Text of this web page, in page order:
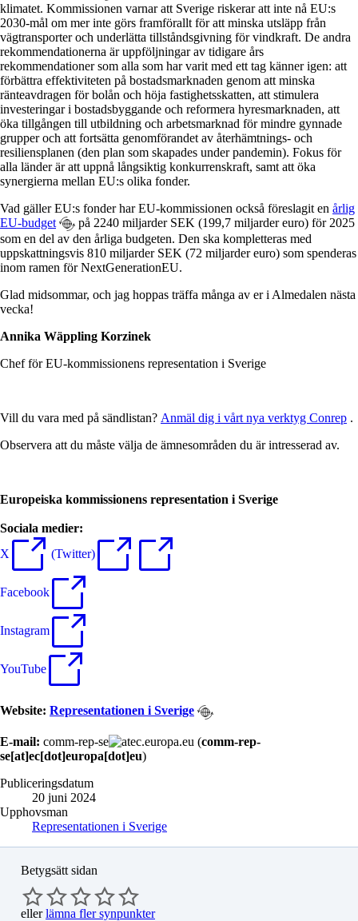
klimatet. Kommissionen varnar att Sverige riskerar att inte nå EU:s
2030-mål om mer inte görs framförallt för att minska utsläpp från
vägtransporter och underlätta tillståndsgivning för vindkraft. De andra
rekommendationerna är uppföljningar av tidigare års
rekommendationer som alla som har varit med ett tag känner igen: att
förbättra effektiviteten på bostadsmarknaden genom att minska
ränteavdragen för bolån och höja fastighetsskatten, att stimulera
investeringar i bostadsbyggande och reformera hyresmarknaden, att
öka tillgången till utbildning och arbetsmarknad för mindre gynnade
grupper och att fortsätta genomförandet av återhämtnings- och
resiliensplanen (den plan som skapades under pandemin). Fokus för
alla länder är att uppnå långsiktig konkurrenskraft, samt att öka
synergierna mellan EU:s olika fonder.
Vad gäller EU:s fonder har EU-kommissionen också föreslagit en årlig
EU-budget
på 2240 miljarder SEK (199,7 miljarder euro) för 2025
som en del av den årliga budgeten. Den ska kompletteras med
uppskattningsvis 810 miljarder SEK (72 miljarder euro) som spenderas
inom ramen för NextGenerationEU.
Glad midsommar, och jag hoppas träffa många av er i Almedalen nästa
vecka!
Annika Wäppling Korzinek
Chef för EU-kommissionens representation i Sverige
Vill du vara med på sändlistan? Anmäl dig i vårt nya verktyg Conrep .
Observera att du måste välja de ämnesområden du är intresserad av.
Europeiska kommissionens representation i Sverige
Sociala medier:
X
(Twitter)
Facebook
Instagram
YouTube
Website: Representationen i Sverige
E-mail: comm-rep-se ec.europa.eu (comm-rep-
se[at]ec[dot]europa[dot]eu)
Publiceringsdatum
20 juni 2024
Upphovsman
Representationen i Sverige
Betygsätt sidan
ellerlämna fler synpunkter